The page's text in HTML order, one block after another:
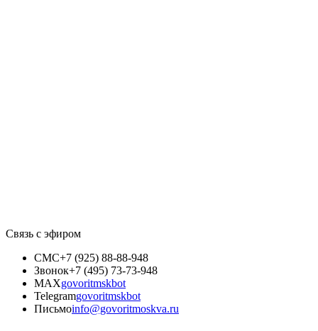
Связь с эфиром
СМС+7 (925) 88-88-948
Звонок+7 (495) 73-73-948
MAXgovoritmskbot
Telegramgovoritmskbot
Письмоinfo@govoritmoskva.ru